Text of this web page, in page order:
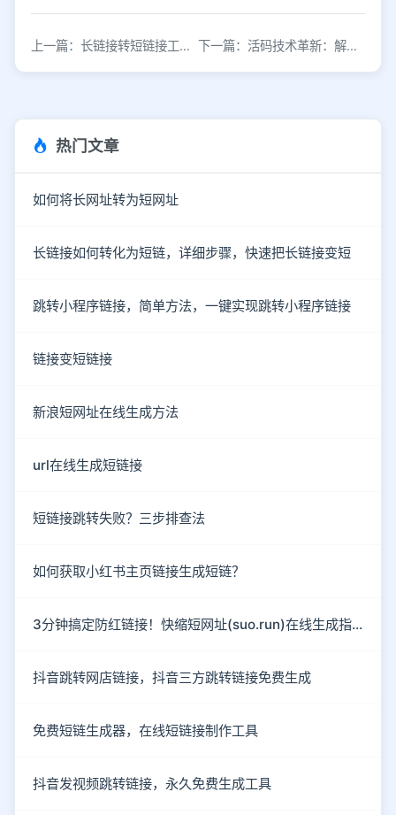
上一篇：长链接转短链接工具推荐：3步快速生成短网址 下一篇：活码技术革新：解锁二维码的多元应用场景
热门文章
如何将长网址转为短网址
长链接如何转化为短链，详细步骤，快速把长链接变短
跳转小程序链接，简单方法，一键实现跳转小程序链接
链接变短链接
新浪短网址在线生成方法
url在线生成短链接
短链接跳转失败？三步排查法
如何获取小红书主页链接生成短链？
3分钟搞定防红链接！快缩短网址(suo.run)在线生成指南
抖音跳转网店链接，抖音三方跳转链接免费生成
免费短链生成器，在线短链接制作工具
抖音发视频跳转链接，永久免费生成工具